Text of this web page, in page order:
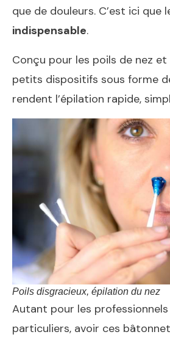
que de douleurs. C’est ici que
indispensable.
Conçu pour les poils de nez et
petits dispositifs sous forme
rendent l’épilation rapide,
Poils disgracieux, épilation du nez
Autant pour les
particuliers, avoir ces